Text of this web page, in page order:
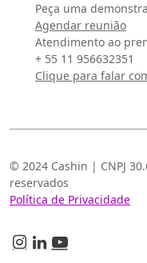
Peça uma
Agendar reunião
Atendimento ao
+ 55 11 956632351
Clique para falar
© 2024 Cashin | CNPJ
reservados
Política de Privacidade